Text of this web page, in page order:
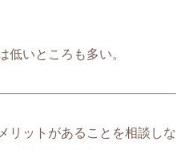
低いところも多い。
リットがあることを相談しな